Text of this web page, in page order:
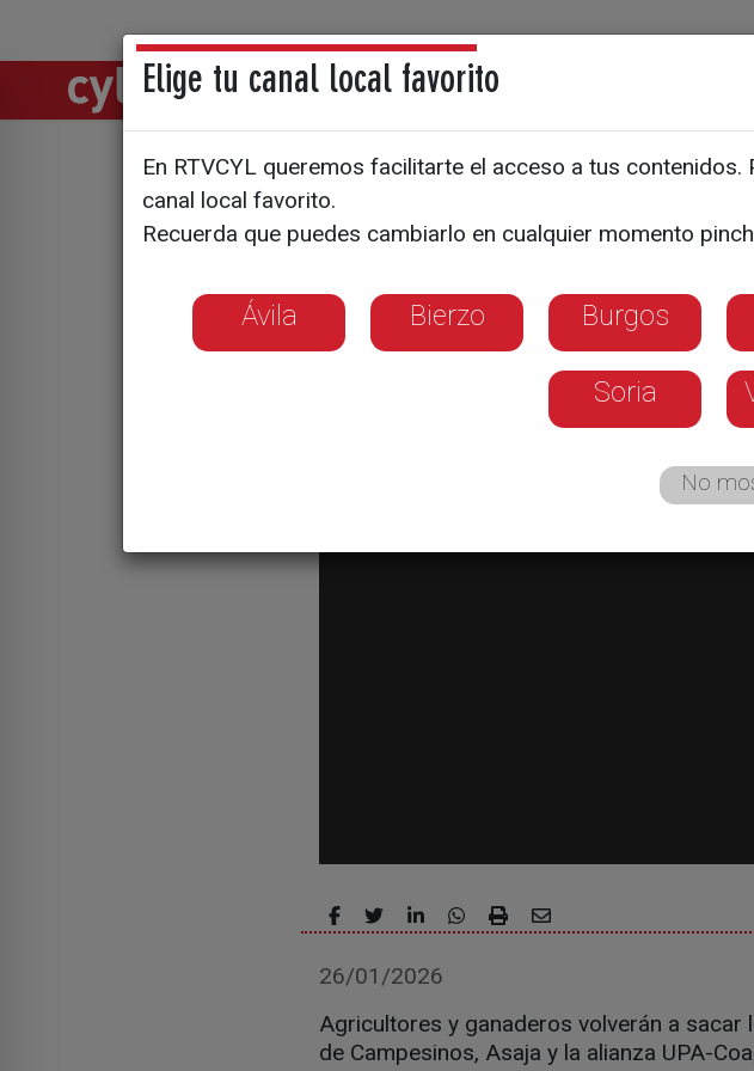
Directos Noticias
Agricultores y
tractores a las
26/01/2026
Agricultores y ganaderos volverán a
de Campesinos, Asaja y la alianza UPA-
Elige tu canal local favorito
En RTVCYL queremos facilitarte el acceso a tus
canal local favorito.
Recuerda que puedes cambiarlo en cualquier momento
Ávila Bierzo Burgos
Soria
No